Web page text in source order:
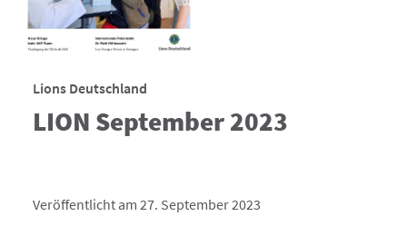
Lions Deutschland
LION September 2023
Veröffentlicht am 27. September 2023